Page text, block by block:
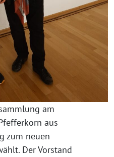
am
aus
zum neuen
Der Vorstand